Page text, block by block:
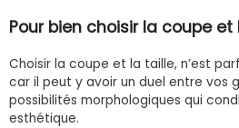
Pour bien choisir la coupe
Choisir la coupe et la taille, n’est
car il peut y avoir un duel entre vos
possibilités morphologiques qui
esthétique.